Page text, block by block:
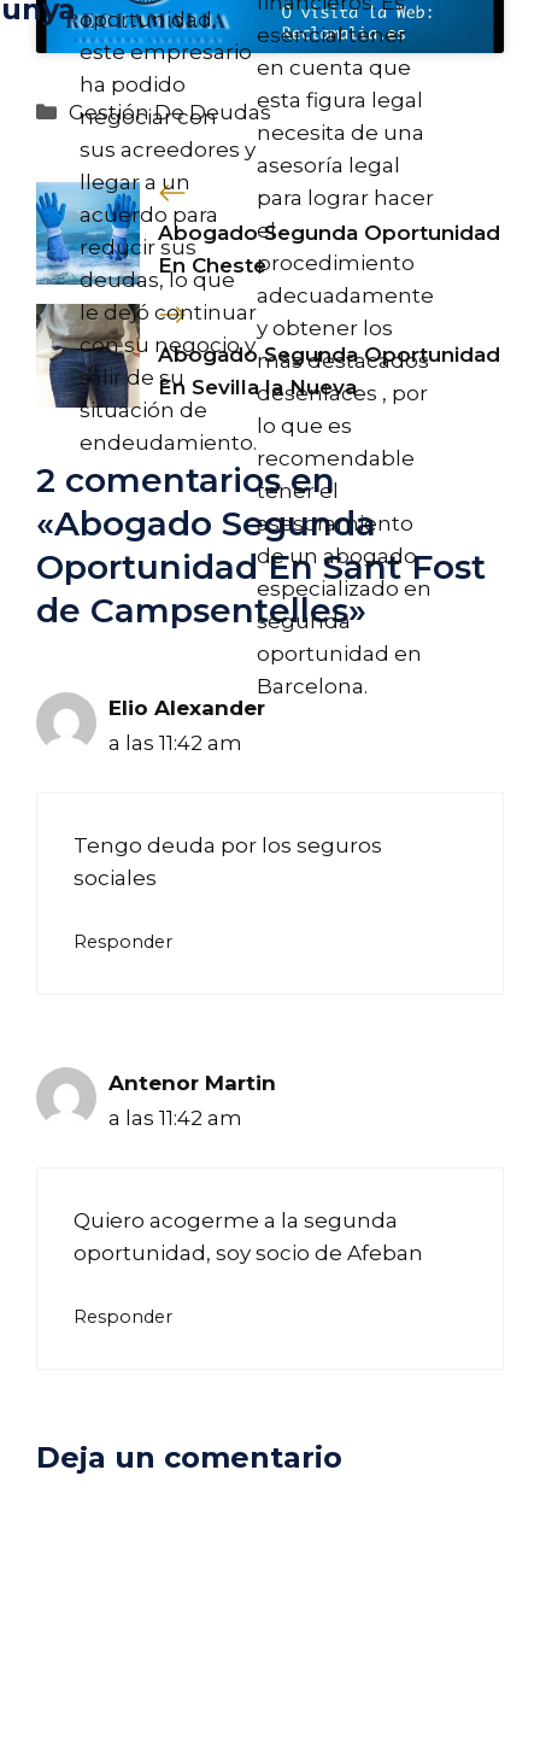
oportunidad,
este empresario
ha podido
negociar con
sus acreedores y
llegar a un
acuerdo para
reducir sus
deudas, lo que
le dejó continuar
con su negocio y
salir de su
situación de
endeudamiento.
esencial tener
en cuenta que
esta figura legal
necesita de una
asesoría legal
para lograr hacer
el
procedimiento
adecuadamente
y obtener los
más destacados
desenlaces , por
lo que es
recomendable
tener el
asesoramiento
de un abogado
especializado en
segunda
oportunidad en
Barcelona.
Categorías
Gestión De Deudas
Abogado Segunda Oportunidad
En Cheste
Abogado Segunda Oportunidad
En Sevilla la Nueva
2 comentarios en
«Abogado Segunda
Oportunidad En Sant Fost
de Campsentelles»
Elio Alexander
a las 11:42 am
Tengo deuda por los seguros
sociales
Responder
Antenor Martin
a las 11:42 am
Quiero acogerme a la segunda
oportunidad, soy socio de Afeban
Responder
Deja un comentario